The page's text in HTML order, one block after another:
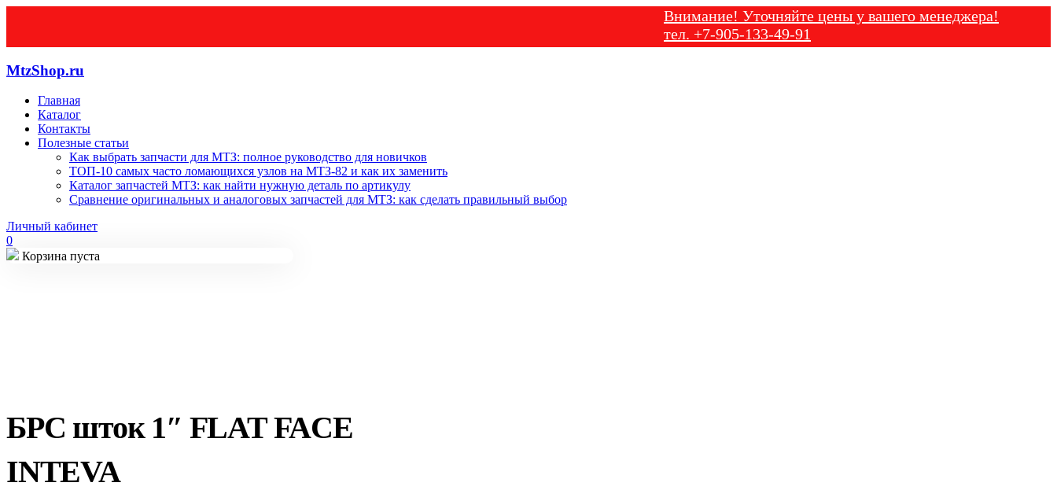
Внимание! Уточняйте цены у вашего менеджера!
тел. +7-905-133-49-91
MtzShop.ru
Главная
Каталог
Контакты
Полезные статьи
Как выбрать запчасти для МТЗ: полное руководство для новичков
ТОП-10 самых часто ломающихся узлов на МТЗ-82 и как их заменить
Каталог запчастей МТЗ: как найти нужную деталь по артикулу
Сравнение оригинальных и аналоговых запчастей для МТЗ: как сделать правильный выбор
Личный кабинет
0
Корзина пуста
БРС шток 1″ FLAT FACE
INTEVA